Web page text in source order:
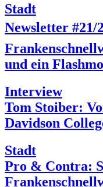
Stadt
Newsletter
und ein
Interview
Tom Stoiber:
Davidson
Stadt
Pro & Contra: